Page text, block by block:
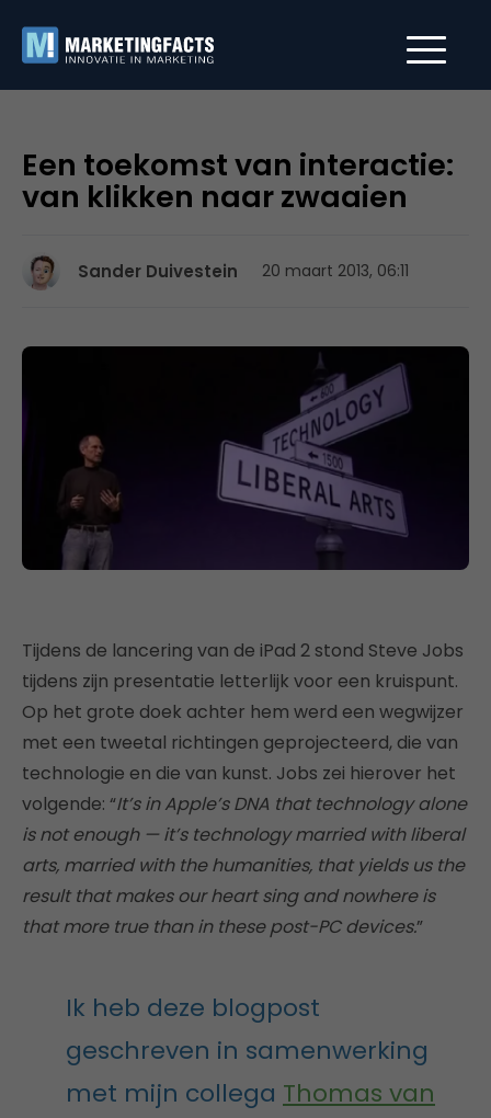
Een toekomst van interactie:
van klikken naar zwaaien
Sander Duivestein 20 maart 2013, 06:11
Tijdens de lancering van de iPad 2 stond Steve Jobs
tijdens zijn presentatie letterlijk voor een kruispunt.
Op het grote doek achter hem werd een wegwijzer
met een tweetal richtingen geprojecteerd, die van
technologie en die van kunst. Jobs zei hierover het
volgende: “It’s in Apple’s DNA that technology alone
is not enough — it’s technology married with liberal
arts, married with the humanities, that yields us the
result that makes our heart sing and nowhere is
that more true than in these post-PC devices.”
Ik heb deze blogpost
geschreven in samenwerking
met mijn collega Thomas van